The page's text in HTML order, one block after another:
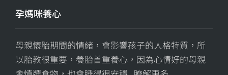
孕媽咪養心
母親懷胎期間的情緒，會影響孩子的人格特質，所
以胎教很重要，養胎首重養心，因為心情好的母親